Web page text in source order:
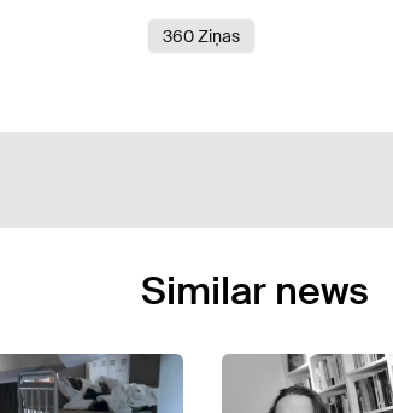
360 Ziņas
Similar news